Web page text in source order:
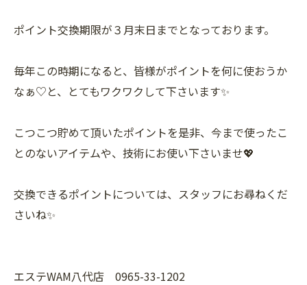
ポイント交換期限が３月末日までとなっております。
毎年この時期になると、皆様がポイントを何に使おうか
なぁ♡と、とてもワクワクして下さいます✨
こつこつ貯めて頂いたポイントを是非、今まで使ったこ
とのないアイテムや、技術にお使い下さいませ💖
交換できるポイントについては、スタッフにお尋ねくだ
さいね✨
エステWAM八代店 0965-33-1202